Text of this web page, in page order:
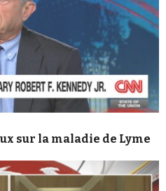
sur la maladie de Lyme